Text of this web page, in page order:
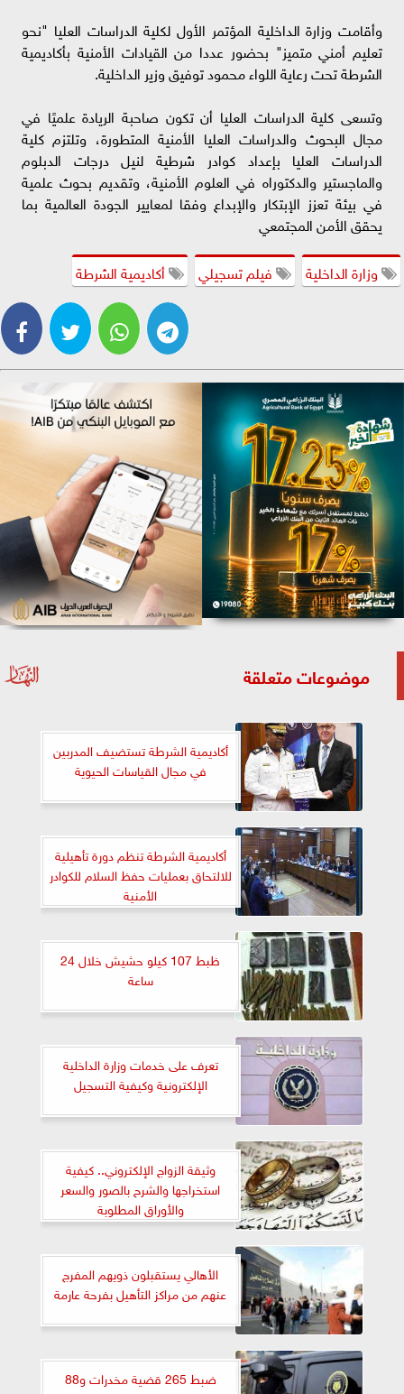
وأقامت وزارة الداخلية المؤتمر الأول لكلية الدراسات العليا "نحو
تعليم أمني متميز" بحضور عددا من القيادات الأمنية بأكاديمية
الشرطة تحت رعاية اللواء محمود توفيق وزير الداخلية.
وتسعى كلية الدراسات العليا أن تكون صاحبة الريادة علميًا في
مجال البحوث والدراسات العليا الأمنية المتطورة، وتلتزم كلية
الدراسات العليا بإعداد كوادر شرطية لنيل درجات الدبلوم
والماجستير والدكتوراه في العلوم الأمنية، وتقديم بحوث علمية
في بيئة تعزز الإبتكار والإبداع وفقا لمعايير الجودة العالمية بما
يحقق الأمن المجتمعي
وزارة الداخلية
فيلم تسجيلي أكاديمية الشرطة
موضوعات متعلقة
أكاديمية الشرطة تستضيف المدربين
في مجال القياسات الحيوية
أكاديمية الشرطة تنظم دورة تأهيلية
للالتحاق بعمليات حفظ السلام للكوادر
الأمنية
ظبط 107 كيلو حشيش خلال 24
ساعة
تعرف على خدمات وزارة الداخلية
الإلكترونية وكيفية التسجيل
وثيقة الزواج الإلكتروني.. كيفية
استخراجها والشرح بالصور والسعر
والأوراق المطلوبة
الأهالي يستقبلون ذويهم المفرج
عنهم من مراكز التأهيل بفرحة عارمة
ضبط 265 قضية مخدرات و88